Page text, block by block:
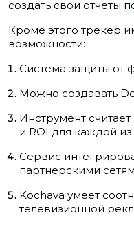
создать свои отчеты
Кроме этого трекер
возможности:
Система защиты от
Можно создавать
Инструмент считает
и ROI для каждой
Сервис
партнерскими
Kochava умеет
телевизионной